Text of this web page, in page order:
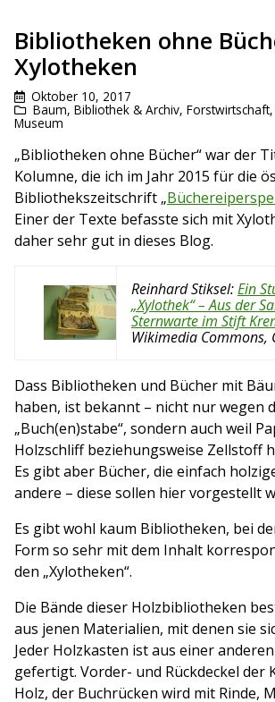
Bibliotheken ohne
Xylotheken
Oktober 10, 2017
Baum, Bibliothek & Archiv, Forstwirtschaft,
Museum
„Bibliotheken ohne Bücher“ war der
Kolumne, die ich im Jahr 2015 für die
Bibliothekszeitschrift „
Einer der Texte befasste sich mit
daher sehr gut in dieses Blog.
Reinhard Stiksel:Ein
„Xylothek“ – Aus der
Sternwarte im Stift
Wikimedia Commons,
Dass Bibliotheken und Bücher mit
haben, ist bekannt – nicht nur wegen
„Buch(en)stabe“, sondern auch weil
Holzschliff beziehungsweise Zellstoff
Es gibt aber Bücher, die einfach
andere – diese sollen hier vorgestellt
Es gibt wohl kaum Bibliotheken, bei
Form so sehr mit dem Inhalt
den „Xylotheken“.
Die Bände dieser Holzbibliotheken
aus jenen Materialien, mit denen sie
Jeder Holzkasten ist aus einer
gefertigt. Vorder- und Rückdeckel der
Holz, der Buchrücken wird mit Rinde,